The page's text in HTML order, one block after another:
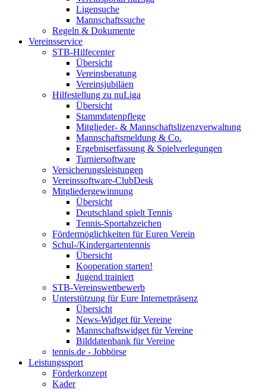
Ligensuche
Mannschaftssuche
Regeln & Dokumente
Vereinsservice
STB-Hilfecenter
Übersicht
Vereinsberatung
Vereinsjubiläen
Hilfestellung zu nuLiga
Übersicht
Stammdatenpflege
Mitglieder- & Mannschaftslizenzverwaltung
Mannschaftsmeldung & Co.
Ergebniserfassung & Spielverlegungen
Turniersoftware
Versicherungsleistungen
Vereinssoftware-ClubDesk
Mitgliedergewinnung
Übersicht
Deutschland spielt Tennis
Tennis-Sportabzeichen
Fördermöglichkeiten für Euren Verein
Schul-/Kindergartentennis
Übersicht
Kooperation starten!
Jugend trainiert
STB-Vereinswettbewerb
Unterstützung für Eure Internetpräsenz
Übersicht
News-Widget für Vereine
Mannschaftswidget für Vereine
Bilddatenbank für Vereine
tennis.de - Jobbörse
Leistungssport
Förderkonzept
Kader